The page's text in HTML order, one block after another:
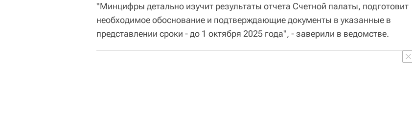
"Минцифры детально изучит результаты отчета Счетной палаты, подготовит
необходимое обоснование и подтверждающие документы в указанные в
представлении сроки - до 1 октября 2025 года", - заверили в ведомстве.